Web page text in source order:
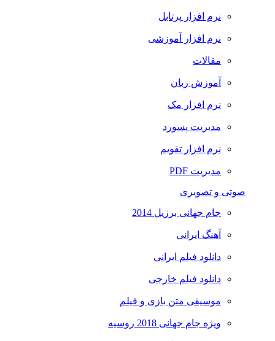
نرم افزار پرتابل
نرم افزار آموزشی
مقالات
آموزش زبان
نرم افزار مک
مدیریت پسورد
نرم افزار تقویم
مدیریت PDF
صوتی و تصویری
جام جهانی برزیل 2014
آهنگ ایرانی
دانلود فیلم ایرانی
دانلود فیلم خارجی
موسیقی متن بازی و فیلم
ویژه جام جهانی 2018 روسیه